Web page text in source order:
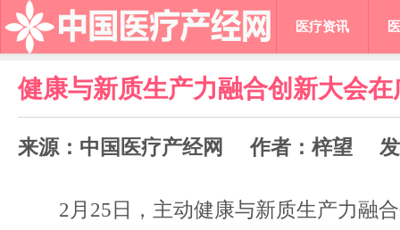
医疗资讯
健康与新质生产力融合创新大会在
来源：中国医疗产经网 作者：梓望 发
2月25日，主动健康与新质生产力融合